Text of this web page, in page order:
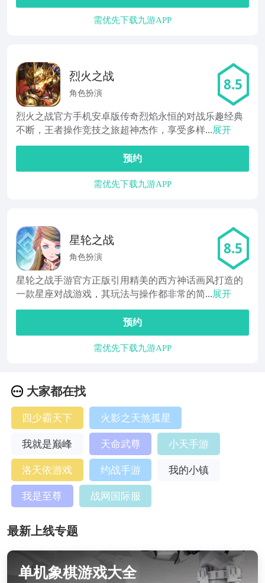
需优先下载九游APP
烈火之战
角色扮演 8.5
烈火之战官方手机安卓版传奇烈焰永恒的对战乐趣经典
不断，王者操作竞技之旅超神杰作，享受多样...展开
预约
需优先下载九游APP
星轮之战
角色扮演 8.5
星轮之战手游官方正版引用精美的西方神话画风打造的
一款星座对战游戏，其玩法与操作都非常的简...展开
预约
需优先下载九游APP
大家都在找
四少霸天下
火影之天煞孤星
我就是巅峰
天命武尊
小天手游
洛天依游戏
约战手游
我的小镇
我是至尊
战网国际服
最新上线专题
单机象棋游戏大全